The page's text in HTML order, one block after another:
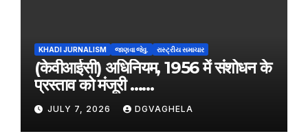
KHADI JURNALISM જાણવા જેવુ. રાસ્ટ્રીય સમાચાર
(केवीआईसी) अधिनियम, 1956 में संशोधन के
प्रस्ताव को मंजूरी ……
JULY 7, 2026 DGVAGHELA